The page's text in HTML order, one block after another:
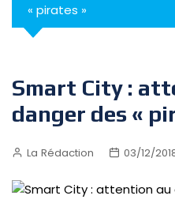
« pirates »
Smart City :
danger des «
La Rédaction 03/12/